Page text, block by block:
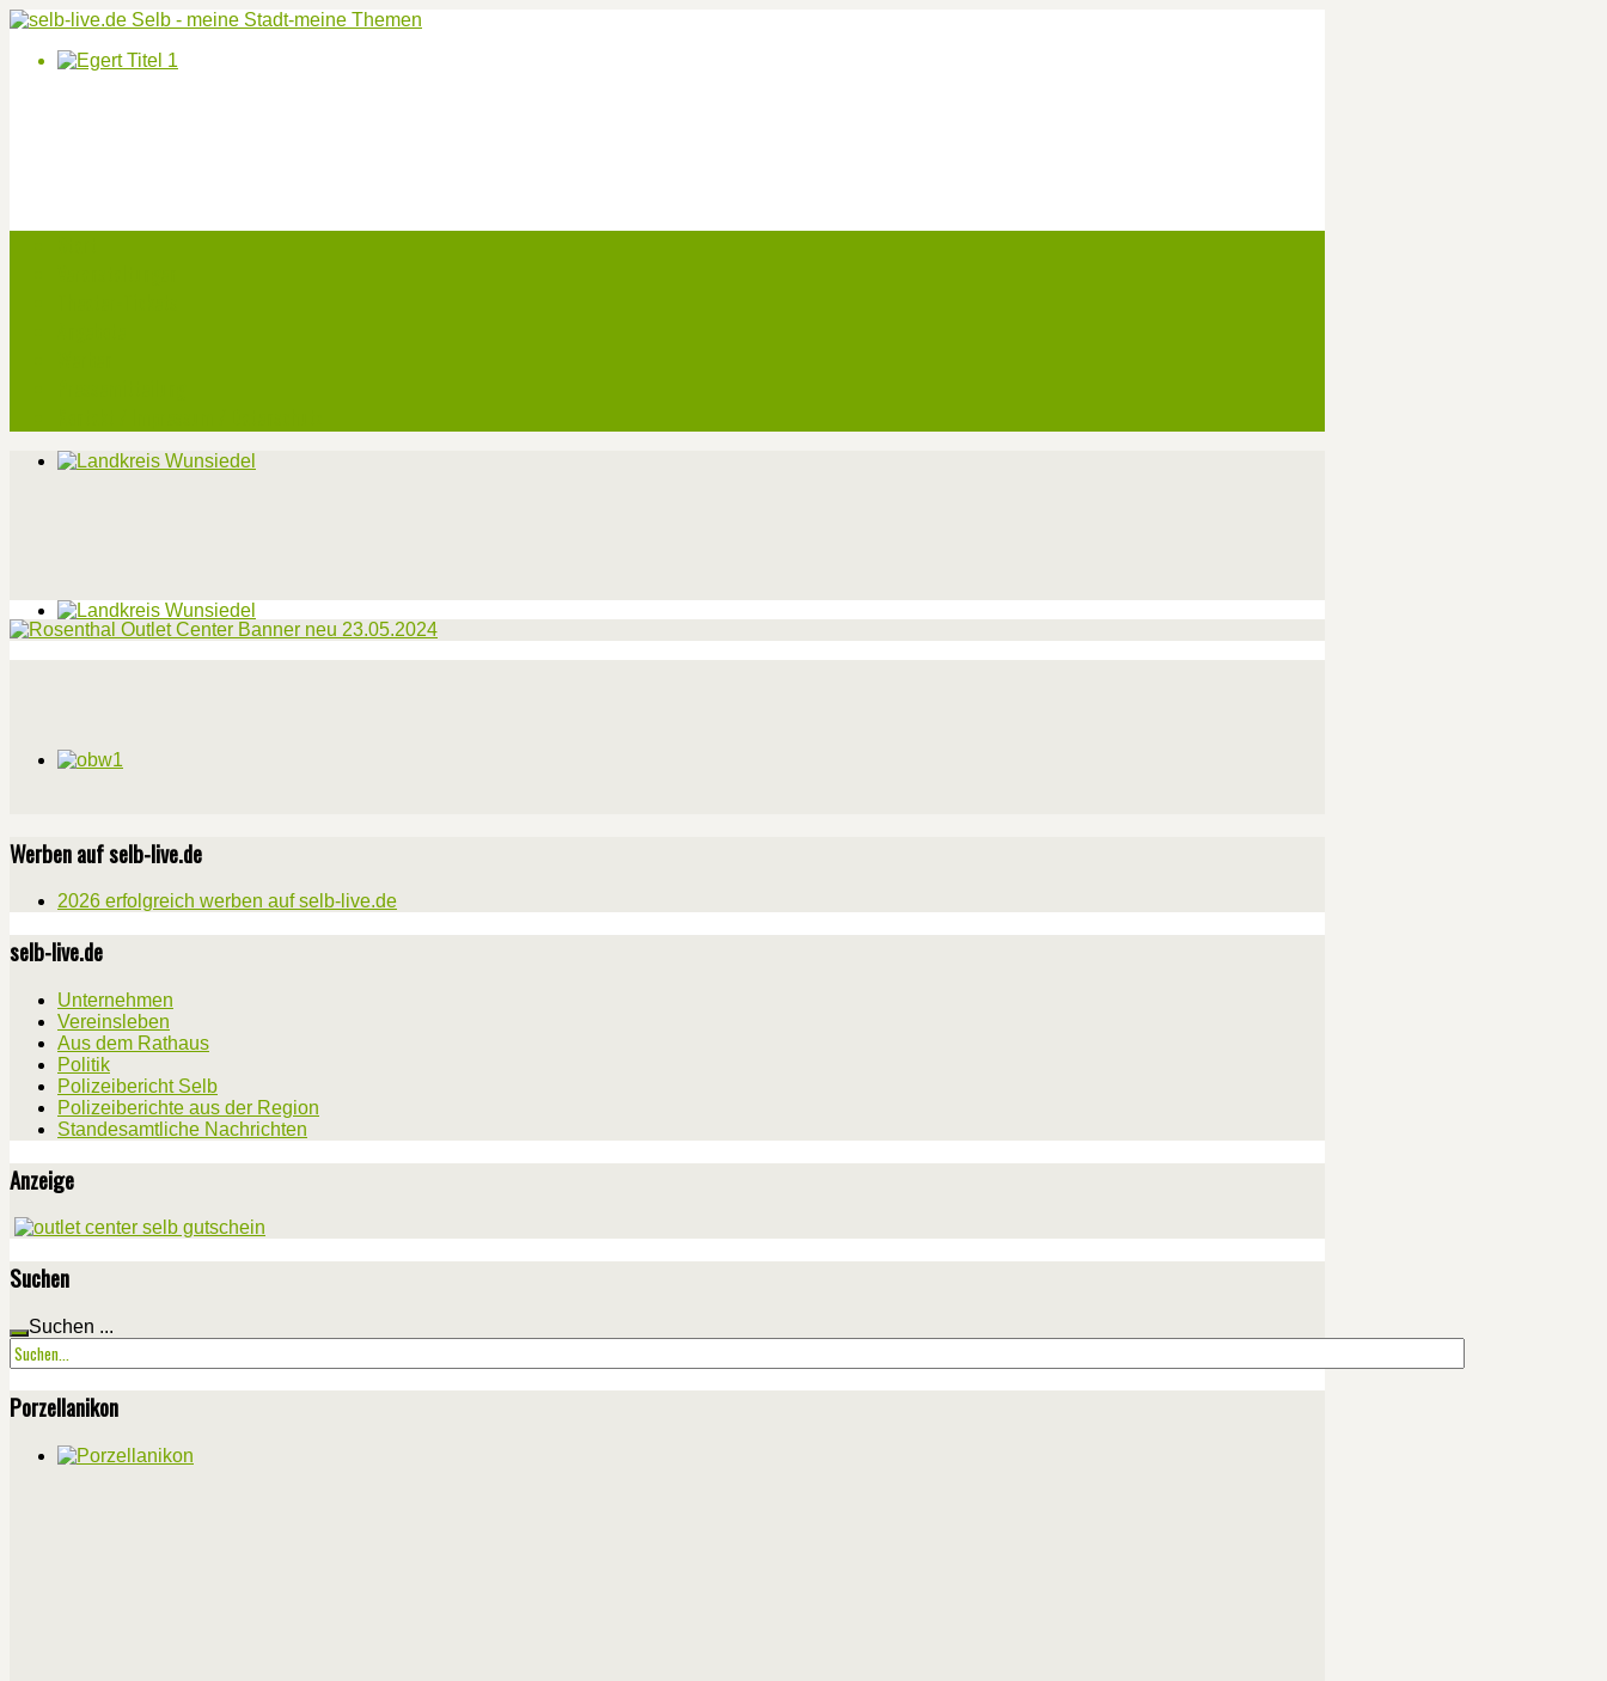
Werben auf selb-live.de
2026 erfolgreich werben auf selb-live.de
selb-live.de
Unternehmen
Vereinsleben
Aus dem Rathaus
Politik
Polizeibericht Selb
Polizeiberichte aus der Region
Standesamtliche Nachrichten
Anzeige
Suchen
Suchen ...
Porzellanikon